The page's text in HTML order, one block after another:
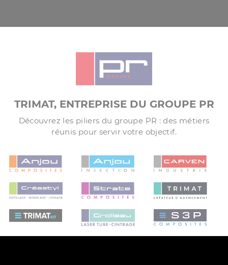
TRIMAT, ENTREPRISE DU GROUPE PR
Découvrez les piliers du groupe PR : des métiers
réunis pour servir votre objectif.